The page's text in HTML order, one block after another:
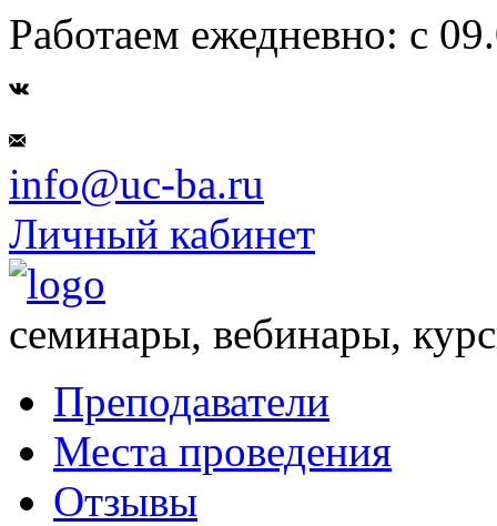
Работаем ежедневно: с
info@uc-ba.ru
Личный кабинет
семинары, вебинары,
Преподаватели
Места проведения
Отзывы